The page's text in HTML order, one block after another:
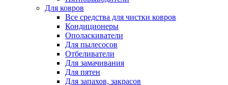
Для ковров
Все средства для чистки ковров
Кондиционеры
Ополаскиватели
Для пылесосов
Отбеливатели
Для замачивания
Для пятен
Для запахов, закрасов